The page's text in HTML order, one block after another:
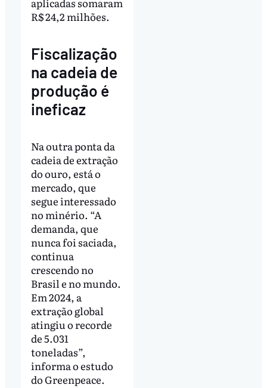
R$ 24,2 milhões.
Fiscalização
na cadeia de
produção é
ineficaz
Na outra ponta da
cadeia de extração
do ouro, está o
mercado, que
segue interessado
no minério. “A
demanda, que
nunca foi saciada,
continua
crescendo no
Brasil e no mundo.
Em 2024, a
extração global
atingiu o recorde
de 5.031
toneladas”,
informa o estudo
do Greenpeace.